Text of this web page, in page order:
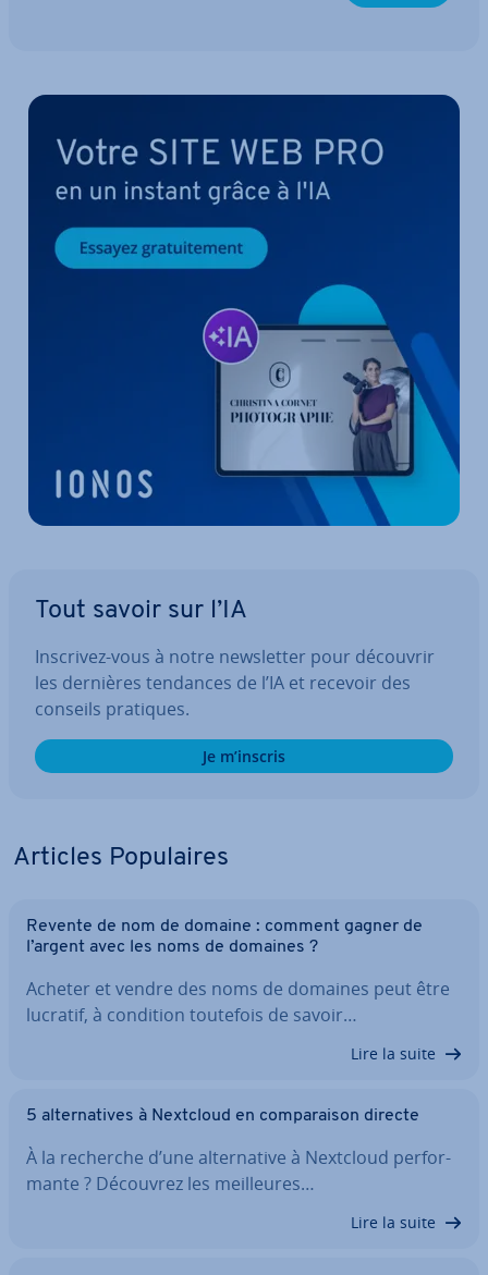
Tout savoir sur l’IA
Inscrivez-vous à notre news­let­ter pour découvrir
les dernières tendances de l’IA et recevoir des
conseils pratiques.
Je m’inscris
Articles Po­pu­laires
Revente de nom de domaine : comment gagner de
l’argent avec les noms de domaines ?
Acheter et vendre des noms de domaines peut être
lucratif, à condition toutefois de savoir…
Lire la suite
5 al­ter­na­tives à Nextcloud en com­pa­rai­son directe
À la recherche d’une al­ter­na­tive à Nextcloud per­for­
mante ? Découvrez les meil­leures…
Lire la suite